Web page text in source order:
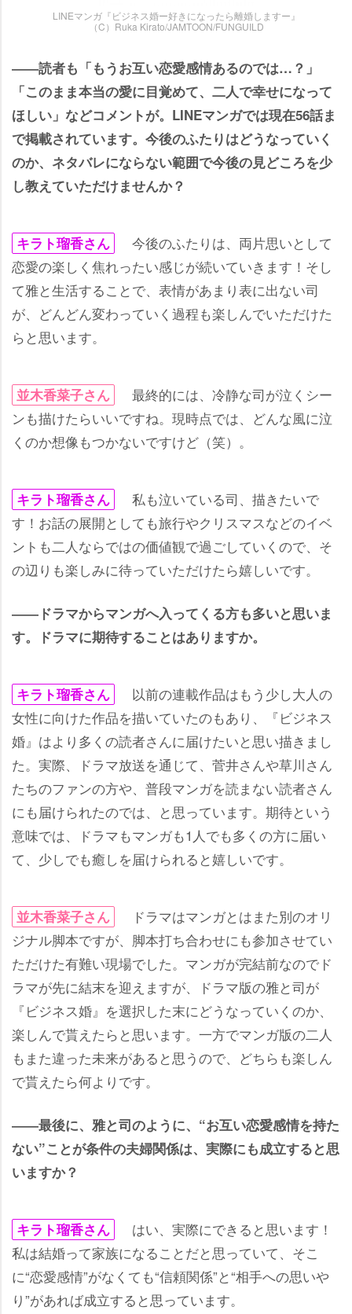
LINEマンガ『ビジネス婚ー好きになったら離婚しますー』
（C）Ruka Kirato/JAMTOON/FUNGUILD
――読者も「もうお互い恋愛感情あるのでは…？」
「このまま本当の愛に目覚めて、二人で幸せになって
ほしい」などコメントが。LINEマンガでは現在56話ま
で掲載されています。今後のふたりはどうなっていく
のか、ネタバレにならない範囲で今後の見どころを少
し教えていただけませんか？
キラト瑠香さん
今後のふたりは、両片思いとして
恋愛の楽しく焦れったい感じが続いていきます！そし
て雅と生活することで、表情があまり表に出ない司
が、どんどん変わっていく過程も楽しんでいただけた
らと思います。
並木香菜子さん
最終的には、冷静な司が泣くシー
ンも描けたらいいですね。現時点では、どんな風に泣
くのか想像もつかないですけど（笑）。
キラト瑠香さん
私も泣いている司、描きたいで
す！お話の展開としても旅行やクリスマスなどのイベ
ントも二人ならではの価値観で過ごしていくので、そ
の辺りも楽しみに待っていただけたら嬉しいです。
――ドラマからマンガへ入ってくる方も多いと思いま
す。ドラマに期待することはありますか。
キラト瑠香さん
以前の連載作品はもう少し大人の
女性に向けた作品を描いていたのもあり、『ビジネス
婚』はより多くの読者さんに届けたいと思い描きまし
た。実際、ドラマ放送を通じて、菅井さんや草川さん
たちのファンの方や、普段マンガを読まない読者さん
にも届けられたのでは、と思っています。期待という
意味では、ドラマもマンガも1人でも多くの方に届い
て、少しでも癒しを届けられると嬉しいです。
並木香菜子さん
ドラマはマンガとはまた別のオリ
ジナル脚本ですが、脚本打ち合わせにも参加させてい
ただけた有難い現場でした。マンガが完結前なのでド
ラマが先に結末を迎えますが、ドラマ版の雅と司が
『ビジネス婚』を選択した末にどうなっていくのか、
楽しんで貰えたらと思います。一方でマンガ版の二人
もまた違った未来があると思うので、どちらも楽しん
で貰えたら何よりです。
――最後に、雅と司のように、“お互い恋愛感情を持た
ない”ことが条件の夫婦関係は、実際にも成立すると思
いますか？
キラト瑠香さん
はい、実際にできると思います！
私は結婚って家族になることだと思っていて、そこ
に“恋愛感情”がなくても“信頼関係”と“相手への思い
り”があれば成立すると思っています。